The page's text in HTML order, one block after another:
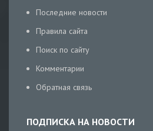
Последние новости
Правила сайта
Поиск по сайту
Комментарии
Обратная связь
ПОДПИСКА НА НОВОСТИ